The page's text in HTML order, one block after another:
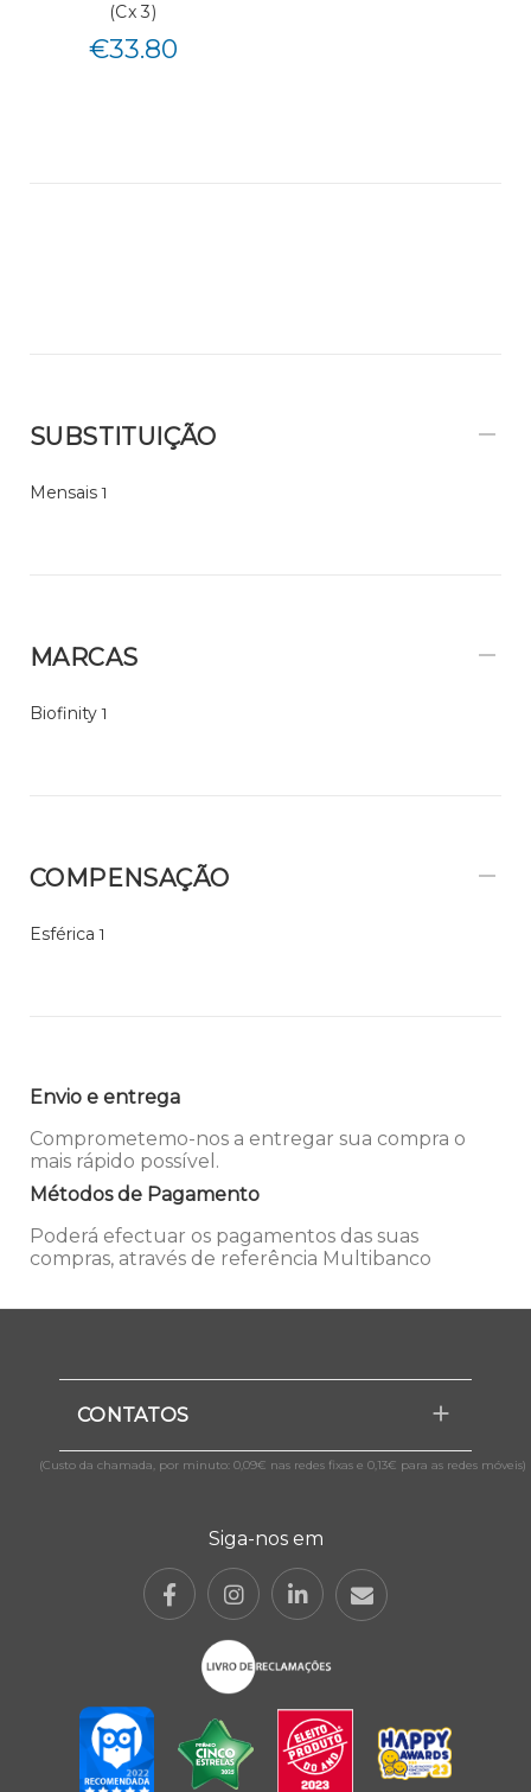
(Cx 3)
€33.80
SUBSTITUIÇÃO
Mensais 1
MARCAS
Biofinity 1
COMPENSAÇÃO
Esférica 1
Envio e entrega
Comprometemo-nos a entregar sua compra o
mais rápido possível.
Métodos de Pagamento
Poderá efectuar os pagamentos das suas
compras, através de referência Multibanco
CONTATOS
(Custo da chamada, por minuto: 0,09€ nas redes fixas e 0,13€ para as redes móveis)
Siga-nos em